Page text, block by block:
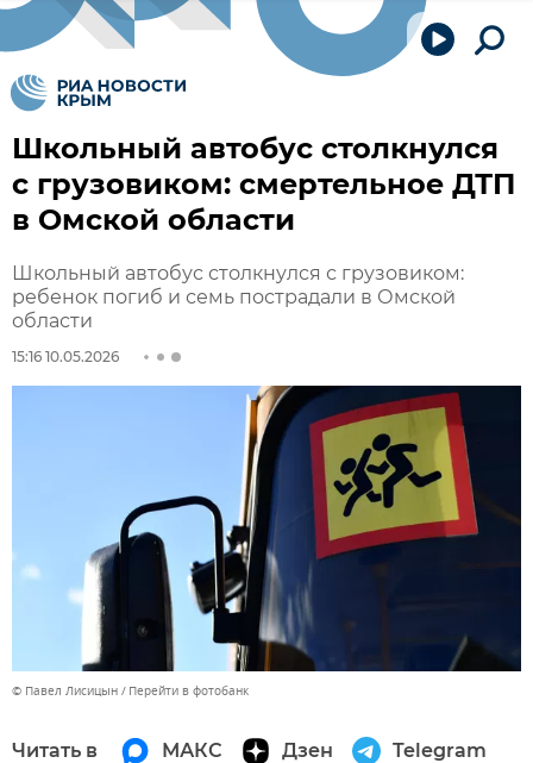
Школьный автобус столкнулся
с грузовиком: смертельное ДТП
в Омской области
Школьный автобус столкнулся с грузовиком:
ребенок погиб и семь пострадали в Омской
области
15:16 10.05.2026
© Павел Лисицын Перейти в фотобанк
Читать в МАКС Дзен Telegram